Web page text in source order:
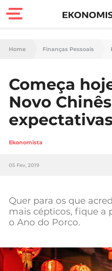
Finanças
Carreira
Casa
Lifestyle
Sociedade
Negócios
Home Finanças Pessoais
Começa
Novo
Ekonomista
05 Fev, 2019
Quer para os que
mais cépticos, fique a
o Ano do Porco.